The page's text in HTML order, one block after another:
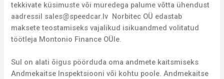
tekkivate küsimuste või muredega palume võtta ühendust
aadressil sales@speedcar.lv Norbitec OÜ edastab
maksete teostamiseks vajalikud isikuandmed volitatud
töötleja Montonio Finance OÜle.
Sul on alati õigus pöörduda oma andmete kaitsmiseks
Andmekaitse Inspektsiooni või kohtu poole. Andmekaitse